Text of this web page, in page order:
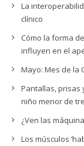
La
clínico
Cómo la forma
influyen en el
Mayo: Mes de la
Pantallas, prisas
niño menor de
¿Ven las
Los músculos